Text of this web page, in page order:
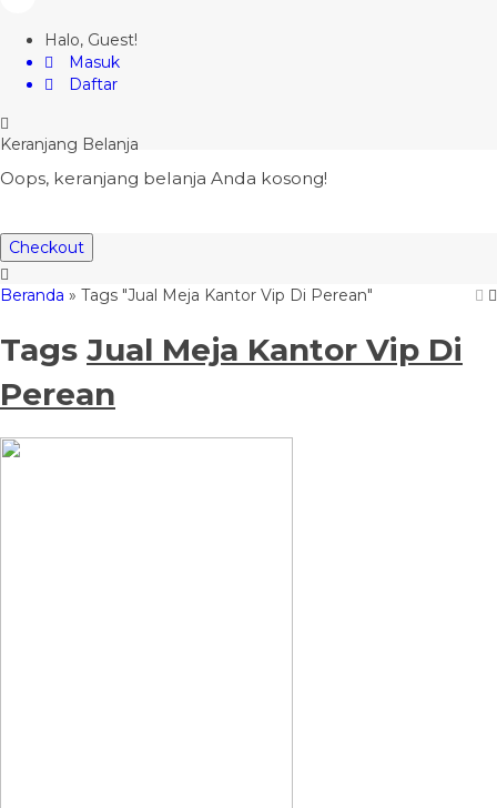
Halo, Guest!
Masuk
Daftar
Keranjang Belanja
Oops, keranjang belanja Anda kosong!
Checkout
Beranda » Tags "Jual Meja Kantor Vip Di Perean"
Tags Jual Meja Kantor Vip Di
Perean